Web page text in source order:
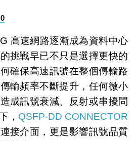
高速網路逐漸成為資料中心
挑戰早已不只是選擇更快的
確保高速訊號在整個傳輸路
輸頻率不斷提升，任何微小
成訊號衰減、反射或串擾問
， QSFP-DD CONNECTOR
接介面，更是影響訊號品質